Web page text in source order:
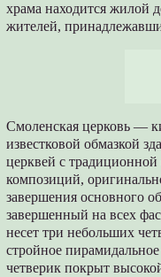
храма находится жилой
жителей,
Смоленская церковь —
известковой обмазкой
церквей с
композиций,
завершения основного
завершенный на всех
несет три небольших
стройное
четверик покрыт